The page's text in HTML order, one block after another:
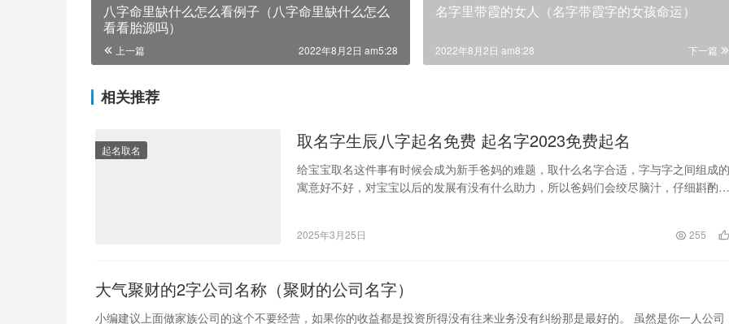
八字命里缺什么怎么看例子（八字命里缺什么怎么
看看胎源吗）
上一篇 2022年8月2日 am5:28
名字里带霞的女人（名字带霞字的女孩命运）
下一篇
2022年8月2日 am8:28
相关推荐
起名取名 取名字生辰八字起名免费 起名字2023免费起名
给宝宝取名这件事有时候会成为新手爸妈的难题，取什么名字合适，字与字之间组成的
寓意好不好，对宝宝以后的发展有没有什么助力，所以爸妈们会绞尽脑汁，仔细斟酌，
2025年3月25日 255
大气聚财的2字公司名称（聚财的公司名字）
小编建议上面做家族公司的这个不要经营，如果你的收益都是投资所得没有往来业务没有纠纷那是最好的。 虽然是你一人公司